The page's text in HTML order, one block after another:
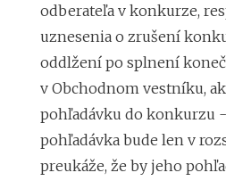
odberateľa v konkurze,
uznesenia o zrušení
oddlžení po splnení
v Obchodnom vestníku,
pohľadávku do konkurzu
pohľadávka bude len v
preukáže, že by jeho